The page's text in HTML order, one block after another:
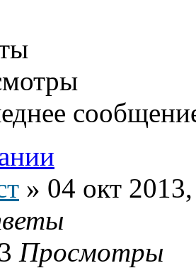
» 04 окт
Просмотры